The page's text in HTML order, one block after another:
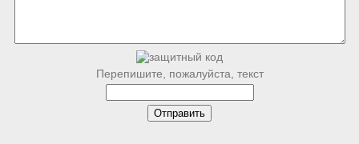
Перепишите, пожалуйста, текст